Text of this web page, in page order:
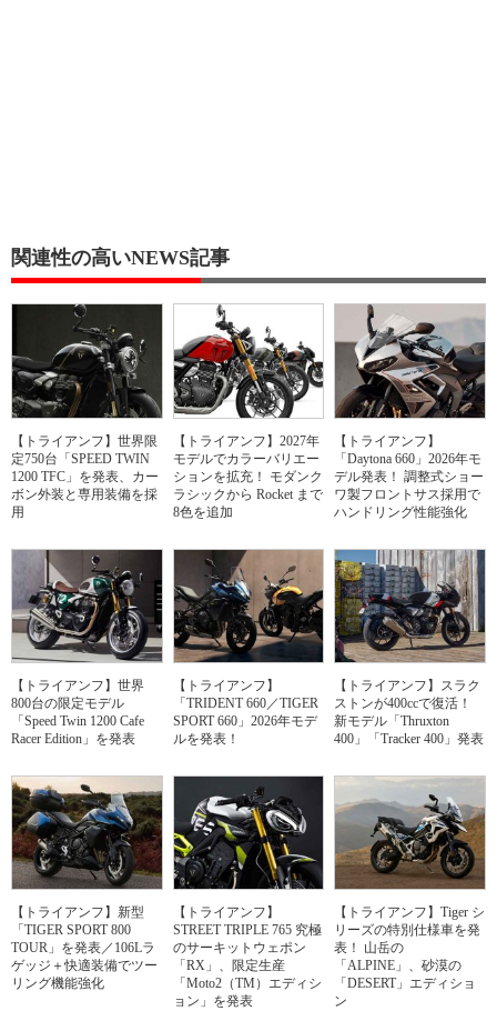
関連性の高いNEWS記事
【トライアンフ】世界限
定750台「SPEED TWIN
1200 TFC」を発表、カー
ボン外装と専用装備を採
用
【トライアンフ】2027年
モデルでカラーバリエー
ションを拡充！ モダンク
ラシックから Rocket まで
8色を追加
【トライアンフ】
「Daytona 660」2026年モ
デル発表！ 調整式ショー
ワ製フロントサス採用で
ハンドリング性能強化
【トライアンフ】世界
800台の限定モデル
「Speed Twin 1200 Cafe
Racer Edition」を発表
【トライアンフ】
「TRIDENT 660／TIGER
SPORT 660」2026年モデ
ルを発表！
【トライアンフ】スラク
ストンが400ccで復活！
新モデル「Thruxton
400」「Tracker 400」発表
【トライアンフ】新型
「TIGER SPORT 800
TOUR」を発表／106Lラ
ゲッジ＋快適装備でツー
リング機能強化
【トライアンフ】
STREET TRIPLE 765 究極
のサーキットウェポン
「RX」、限定生産
「Moto2（TM）エディシ
ョン」を発表
【トライアンフ】Tiger シ
リーズの特別仕様車を発
表！ 山岳の
「ALPINE」、砂漠の
「DESERT」エディショ
ン